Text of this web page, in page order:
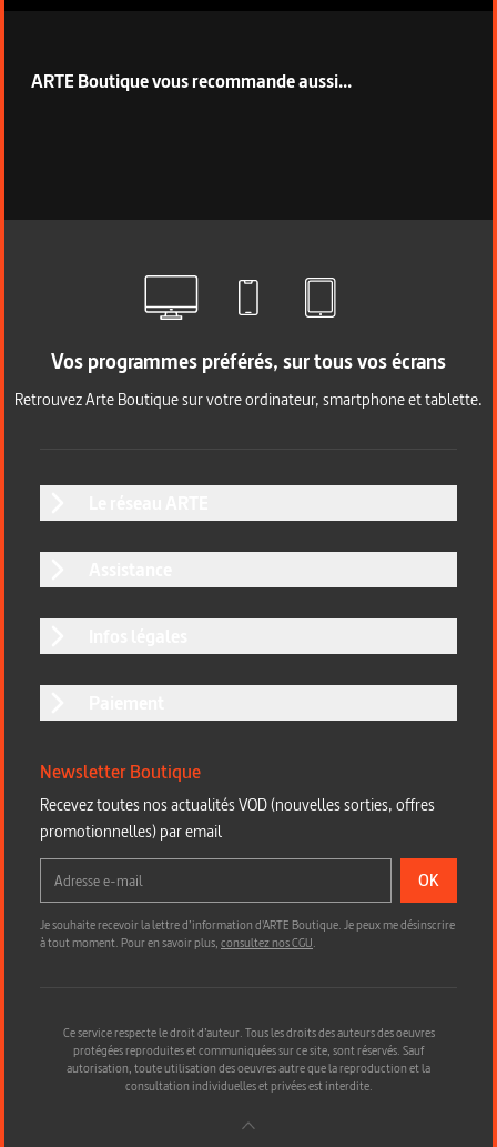
ARTE Boutique vous recommande aussi...
Vos programmes préférés, sur tous vos écrans
Retrouvez Arte Boutique sur votre ordinateur, smartphone et tablette.
Newsletter Boutique
Recevez toutes nos actualités VOD (nouvelles sorties, offres
promotionnelles) par email
OK
Je souhaite recevoir la lettre d’information d'ARTE Boutique. Je peux me désinscrire
à tout moment. Pour en savoir plus,consultez nos CGU.
Ce service respecte le droit d’auteur. Tous les droits des auteurs des oeuvres
protégées reproduites et communiquées sur ce site, sont réservés. Sauf
autorisation, toute utilisation des oeuvres autre que la reproduction et la
consultation individuelles et privées est interdite.